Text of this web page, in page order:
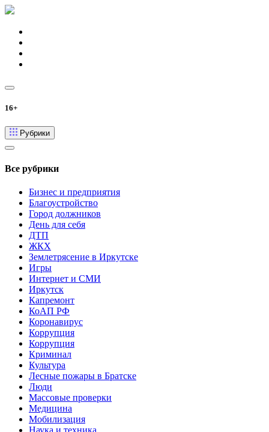
16+
Рубрики
Все рубрики
Бизнес и предприятия
Благоустройство
Город должников
День для себя
ДТП
ЖКХ
Землетрясение в Иркутске
Игры
Интернет и СМИ
Иркутск
Капремонт
КоАП РФ
Коронавирус
Коррупция
Коррупция
Криминал
Культура
Лесные пожары в Братске
Люди
Массовые проверки
Медицина
Мобилизация
Наука и техника